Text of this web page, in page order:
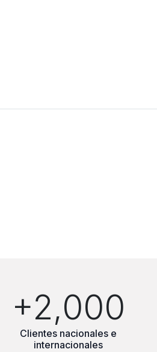
+2,000
Clientes nacionales e
internacionales